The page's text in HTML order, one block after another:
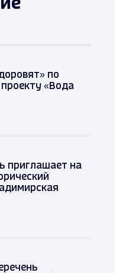
по
«Вода
приглашает на